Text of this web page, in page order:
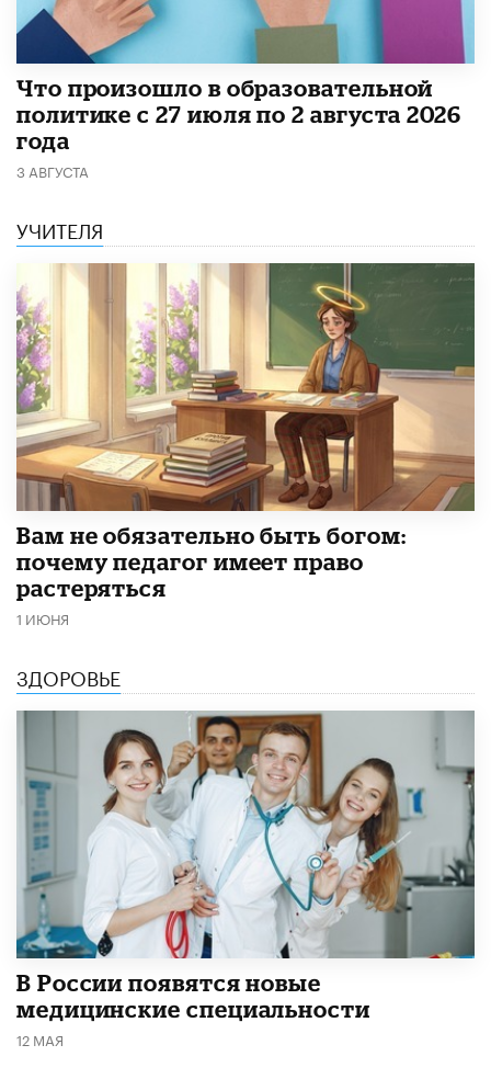
​Что произошло в образовательной
политике с 27 июля по 2 августа 2026
года
3 АВГУСТА
УЧИТЕЛЯ
​Вам не обязательно быть богом:
почему педагог имеет право
растеряться
1 ИЮНЯ
ЗДОРОВЬЕ
В России появятся новые
медицинские специальности
12 МАЯ